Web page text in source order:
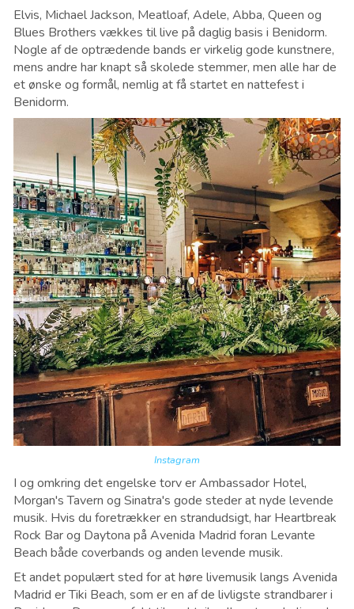
Elvis, Michael Jackson, Meatloaf, Adele, Abba, Queen og
Blues Brothers vækkes til live på daglig basis i Benidorm.
Nogle af de optrædende bands er virkelig gode kunstnere,
mens andre har knapt så skolede stemmer, men alle har de
et ønske og formål, nemlig at få startet en nattefest i
Benidorm.
Instagram
I og omkring det engelske torv er Ambassador Hotel,
Morgan's Tavern og Sinatra's gode steder at nyde levende
musik. Hvis du foretrækker en strandudsigt, har Heartbreak
Rock Bar og Daytona på Avenida Madrid foran Levante
Beach både coverbands og anden levende musik.
Et andet populært sted for at høre livemusik langs Avenida
Madrid er Tiki Beach, som er en af ​​de livligste strandbarer i